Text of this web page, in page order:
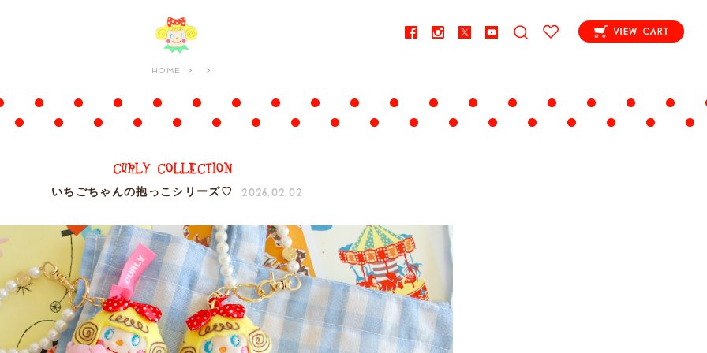
VIEW CART
HOME
いちごちゃんの抱っこシリーズ♡ 2026.02.02